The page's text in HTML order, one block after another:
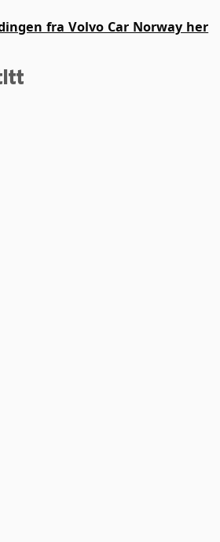
fra Volvo Car Norway her